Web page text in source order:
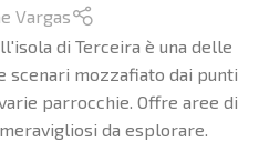
Vargas
di Terceira è una delle
scenari mozzafiato dai punti
parrocchie. Offre aree di
da esplorare.